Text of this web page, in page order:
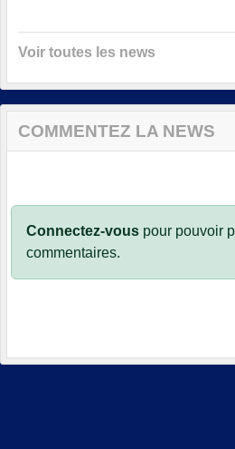
Voir toutes les news
COMMENTEZ LA NEWS
Connectez-vous pour pouvoir
commentaires.